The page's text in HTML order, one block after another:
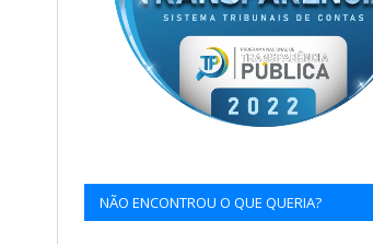
NÃO ENCONTROU O QUE QUERIA?